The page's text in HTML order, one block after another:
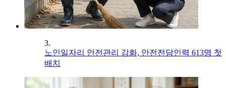
3.
노인일자리 안전관리 강화, 안전전담인력 613명 첫
배치